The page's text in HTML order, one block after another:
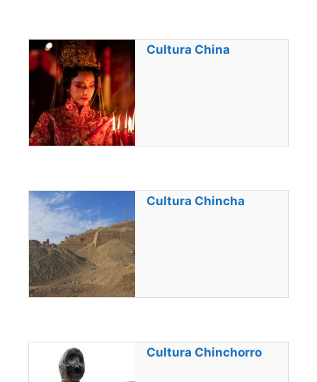
Cultura China
Cultura Chincha
Cultura Chinchorro